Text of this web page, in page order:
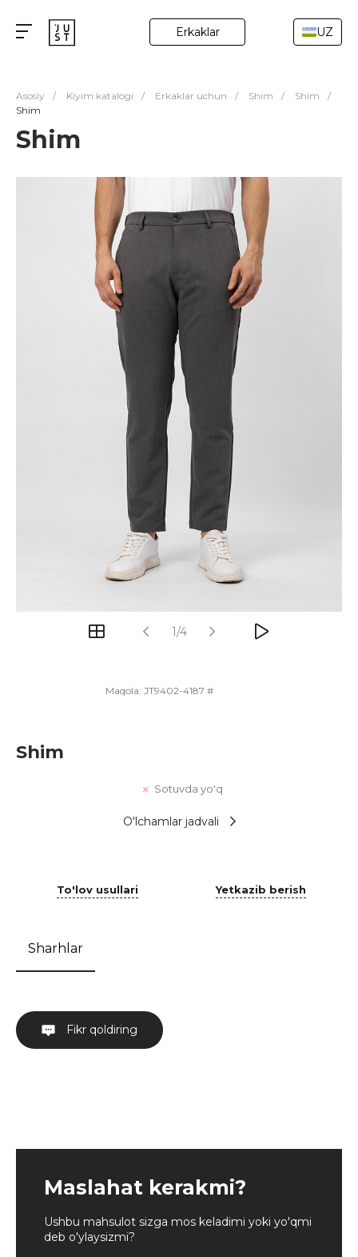
Erkaklar UZ
Asosiy / Kiyim katalogi / Erkaklar uchun / Shim / Shim
/
Shim
Shim
1/4
Maqola: JT9402-4187 #
Shim
Sotuvda yo'q
O'lchamlar jadvali
To'lov usullari Yetkazib berish
Sharhlar
Fikr qoldiring
Maslahat kerakmi?
Ushbu mahsulot sizga mos keladimi yoki yo'qmi
deb o'ylaysizmi?